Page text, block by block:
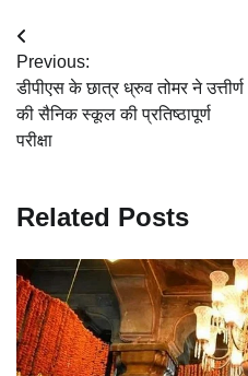
Post
navigation
Previous:
डीपीएस के छात्र ध्रुव तोमर ने उत्तीर्ण
की सैनिक स्कूल की प्रतिष्ठापूर्ण
परीक्षा
Related Posts